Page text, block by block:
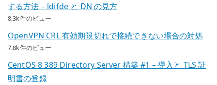
する方法 – ldifde と DN の見方
8.3k件のビュー
OpenVPN CRL 有効期限切れで接続できない場合の対処
7.8k件のビュー
CentOS 8 389 Directory Server 構築 #1 – 導入と TLS 証
明書の登録